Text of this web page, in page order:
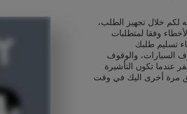
لكم خلال تجهيز الطلب،
وفقا لمتطلبات
تسليم طلبك
السيارات، والوقوف
عندما تكون التأشيرة
مرة أخرى اليك في وقت